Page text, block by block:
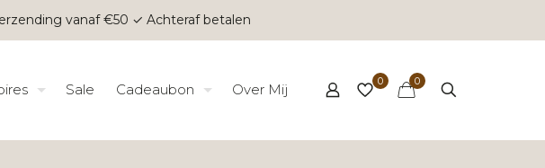
vanaf €50 ✓ Achteraf betalen
Sale Cadeaubon Over Mij 0 0